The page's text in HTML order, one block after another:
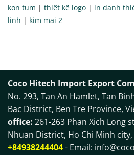
kon tum | thiết kế logo | in danh
linh | kim mai 2
Coco Hitech Import Export
No. 293, Tan An Hamlet, Tan
Bac District, Ben Tre Province,
office: 261-263 Phan Xich Long
Nhuan District, Ho Chi Minh
+84938244404- Email: